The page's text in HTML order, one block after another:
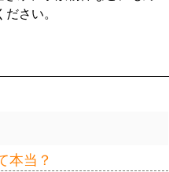
さい。
本当？